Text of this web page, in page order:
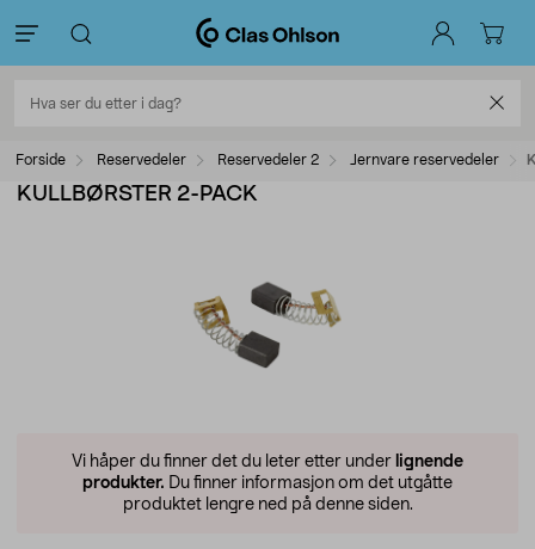
Forside Reservedeler Reservedeler 2 Jernvare reservedeler
KULLBØRSTER 2-PACK
Vi håper du finner det du leter etter under lignende
produkter. Du finner informasjon om det utgåtte
produktet lengre ned på denne siden.